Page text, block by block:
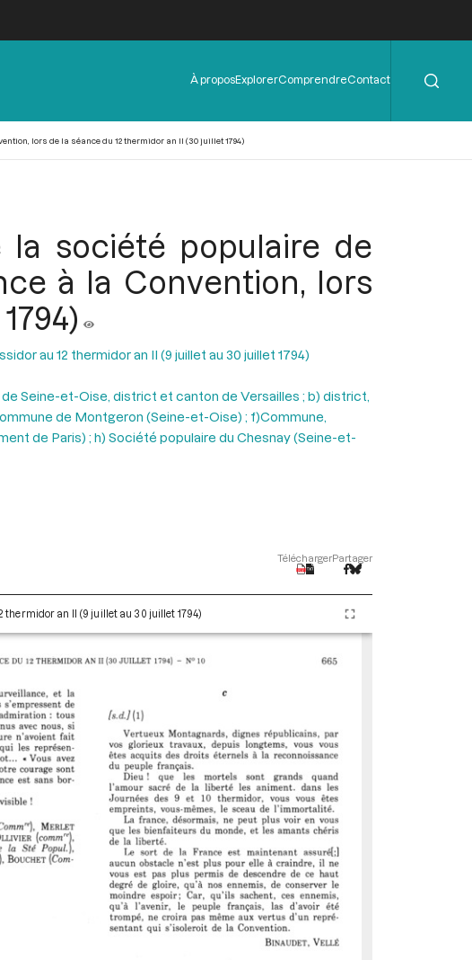
Menu
de
À proposExplorerComprendreContact
lors de la séance du 12 thermidor an II (30 juillet 1794)
société populaire de
à la Convention, lors
au 12 thermidor an II (9 juillet au 30 juillet 1794)
Seine-et-Oise, district et canton de Versailles ; b) district,
de Montgeron (Seine-et-Oise) ; f)Commune,
de Paris) ; h) Société populaire du Chesnay (Seine-et-
TéléchargerPartager
thermidor an II (9 juillet au 30 juillet 1794)